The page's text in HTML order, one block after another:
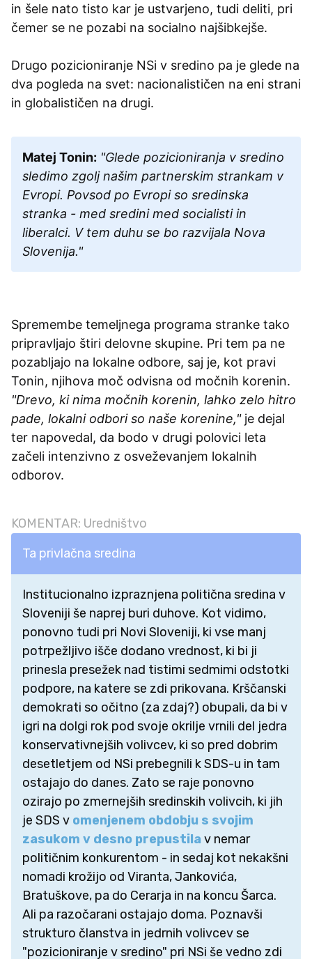
in šele nato tisto kar je ustvarjeno, tudi deliti, pri
čemer se ne pozabi na socialno najšibkejše.
Drugo pozicioniranje NSi v sredino pa je glede na
dva pogleda na svet: nacionalističen na eni strani
in globalističen na drugi.
Matej Tonin: "Glede pozicioniranja v sredino
sledimo zgolj našim partnerskim strankam v
Evropi. Povsod po Evropi so sredinska
stranka - med sredini med socialisti in
liberalci. V tem duhu se bo razvijala Nova
Slovenija."
Spremembe temeljnega programa stranke tako
pripravljajo štiri delovne skupine. Pri tem pa ne
pozabljajo na lokalne odbore, saj je, kot pravi
Tonin, njihova moč odvisna od močnih korenin.
"Drevo, ki nima močnih korenin, lahko zelo hitro
pade, lokalni odbori so naše korenine,"je dejal
ter napovedal, da bodo v drugi polovici leta
začeli intenzivno z osveževanjem lokalnih
odborov.
KOMENTAR: Uredništvo
Ta privlačna sredina
Institucionalno izpraznjena politična sredina v
Sloveniji še naprej buri duhove. Kot vidimo,
ponovno tudi pri Novi Sloveniji, ki vse manj
potrpežljivo išče dodano vrednost, ki bi ji
prinesla presežek nad tistimi sedmimi odstotki
podpore, na katere se zdi prikovana. Krščanski
demokrati so očitno (za zdaj?) obupali, da bi v
igri na dolgi rok pod svoje okrilje vrnili del jedra
konservativnejših volivcev, ki so pred dobrim
desetletjem od NSi prebegnili k SDS-u in tam
ostajajo do danes. Zato se raje ponovno
ozirajo po zmernejših sredinskih volivcih, ki jih
je SDS v omenjenem obdobju s svojim
zasukom v desno prepustila v nemar
političnim konkurentom - in sedaj kot nekakšni
nomadi krožijo od Viranta, Jankovića,
Bratuškove, pa do Cerarja in na koncu Šarca.
Ali pa razočarani ostajajo doma. Poznavši
strukturo članstva in jedrnih volivcev se
"pozicioniranje v sredino" pri NSi še vedno zdi